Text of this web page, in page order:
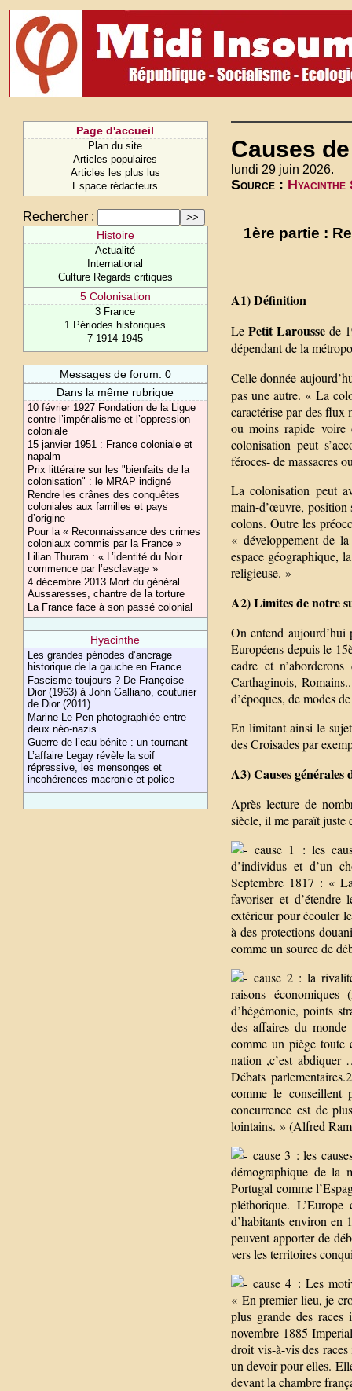
Page d'accueil
Plan du site
Articles populaires
Articles les plus lus
Espace rédacteurs
Rechercher :
Histoire
Actualité
International
Culture Regards critiques
5 Colonisation
3 France
1 Périodes historiques
7 1914 1945
Messages de forum: 0
Dans la même rubrique
10 février 1927 Fondation de la Ligue
contre l’impérialisme et l’oppression
coloniale
15 janvier 1951 : France coloniale et
napalm
Prix littéraire sur les "bienfaits de la
colonisation" : le MRAP indigné
Rendre les crânes des conquêtes
coloniales aux familles et pays
d’origine
Pour la « Reconnaissance des crimes
coloniaux commis par la France »
Lilian Thuram : « L’identité du Noir
commence par l’esclavage »
4 décembre 2013 Mort du général
Aussaresses, chantre de la torture
La France face à son passé colonial
Hyacinthe
Les grandes périodes d’ancrage
historique de la gauche en France
Fascisme toujours ? De Françoise
Dior (1963) à John Galliano, couturier
de Dior (2011)
Marine Le Pen photographiée entre
deux néo-nazis
Guerre de l’eau bénite : un tournant
L’affaire Legay révèle la soif
répressive, les mensonges et
incohérences macronie et police
Causes
lundi 29 juin 2026.
Source : Hyacinthe
1ère partie :
A1) Définition
LePetit Larousse de
dépendant de la
Celle donnée
pas une autre. « La
caractérise par des flux
ou moins rapide voire
colonisation peut
féroces- de massacres
La colonisation peut
main-d’œuvre, position
colons. Outre les
« développement de
espace géographique,
religieuse. »
A2) Limites de notre
On entend
Européens depuis le
cadre et
Carthaginois,
d’époques, de modes
En limitant ainsi le
des Croisades par
A3) Causes générales
Après lecture de
siècle, il me paraît juste
cause 1 : les
d’individus et d’un
Septembre 1817 : «
favoriser et
extérieur pour écouler
à des protections
comme un source de
cause 2 : la
raisons économiques
d’hégémonie, points
des affaires du monde
comme un piège toute
nation ,c’est abdiquer
Débats
comme le conseillent
concurrence est de
lointains. » (Alfred
cause 3 : les
démographique de la
Portugal comme
pléthorique.
d’habitants environ en
peuvent apporter de
vers les territoires
cause 4 : Les
« En premier lieu, je
plus grande des
novembre 1885
droit vis-à-vis des
un devoir pour elles.
devant la chambre